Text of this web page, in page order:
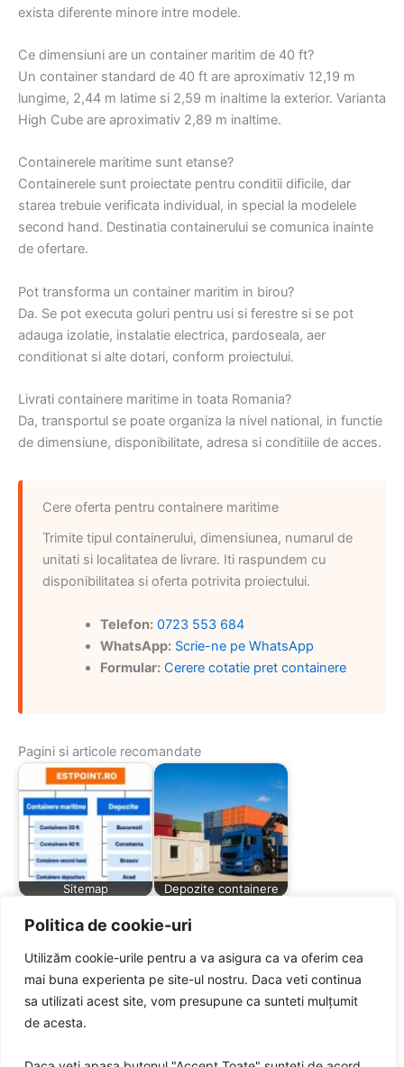
Politica de cookie-uri
Utilizăm cookie-urile pentru a va asigura ca va oferim cea
mai buna experienta pe site-ul nostru. Daca veti continua
sa utilizati acest site, vom presupune ca sunteti mulțumit
de acesta.
exista diferente minore intre modele.
Ce dimensiuni are un container maritim de 40 ft?
Un container standard de 40 ft are aproximativ 12,19 m
lungime, 2,44 m latime si 2,59 m inaltime la exterior. Varianta
High Cube are aproximativ 2,89 m inaltime.
Containerele maritime sunt etanse?
Containerele sunt proiectate pentru conditii dificile, dar
starea trebuie verificata individual, in special la modelele
second hand. Destinatia containerului se comunica inainte
de ofertare.
Pot transforma un container maritim in birou?
Da. Se pot executa goluri pentru usi si ferestre si se pot
adauga izolatie, instalatie electrica, pardoseala, aer
conditionat si alte dotari, conform proiectului.
Livrati containere maritime in toata Romania?
Da, transportul se poate organiza la nivel national, in functie
de dimensiune, disponibilitate, adresa si conditiile de acces.
Cere oferta pentru containere maritime
Trimite tipul containerului, dimensiunea, numarul de
unitati si localitatea de livrare. Iti raspundem cu
disponibilitatea si oferta potrivita proiectului.
Telefon: 0723 553 684
WhatsApp: Scrie-ne pe WhatsApp
Formular: Cerere cotatie pret containere
Pagini si articole recomandate
Sitemap Depozite containere
Containere Cluj
Napoca